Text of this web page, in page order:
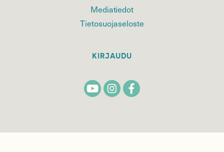
Mediatiedot
Tietosuojaseloste
KIRJAUDU